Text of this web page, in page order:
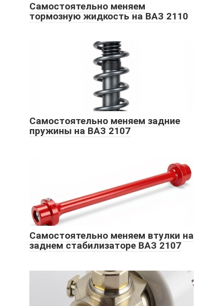
Самостоятельно меняем
тормозную жидкость на ВАЗ 2110
Самостоятельно меняем задние
пружины на ВАЗ 2107
Самостоятельно меняем втулки на
заднем стабилизаторе ВАЗ 2107